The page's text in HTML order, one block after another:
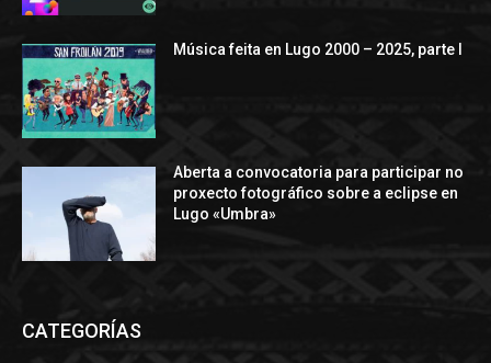
Música feita en Lugo 2000 – 2025, parte I
Aberta a convocatoria para participar no
proxecto fotográfico sobre a eclipse en
Lugo «Umbra»
CATEGORÍAS